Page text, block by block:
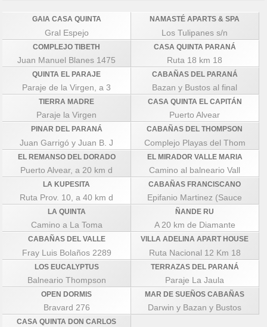
GAIA CASA QUINTA
Gral Espejo
NAMASTÉ APARTS & SPA
Los Tulipanes s/n
COMPLEJO TIBETH
Juan Manuel Blanes 1475
CASA QUINTA PARANÁ
Ruta 18 km 18
QUINTA EL PARAJE
Paraje de la Virgen, a 3
CABAÑAS DEL PARANÁ
Bazan y Bustos al final
TIERRA MADRE
Paraje la Virgen
CASA QUINTA EL CAPITÁN
Puerto Alvear
PINAR DEL PARANÁ
Juan Garrigó y Juan B. J
CABAÑAS DEL THOMPSON
Complejo Playas del Thom
EL REMANSO DEL DORADO
Puerto Alvear, a 20 km d
EL MIRADOR VALLE MARIA
Camino al balneario Vall
LA KUPESITA
Ruta Prov. 10, a 40 km d
CABAÑAS FRANCISCANO
Epifanio Martinez (Sauce
LA QUINTA
Camino a La Toma
ÑANDE RU
A 20 km de Diamante
CABAÑAS DEL VALLE
Fray Luis Bolaños 2289
VILLA ADELINA APART HOUSE
Ruta Nacional 12 Km 18
LOS EUCALYPTUS
Balneario Thompson
TERRAZAS DEL PARANÁ
Paraje La Jaula
OPEN DORMIS
Bravard 276
MAR DE SUEÑOS CABAÑAS
Darwin y Bazan y Bustos
CASA QUINTA DON CARLOS